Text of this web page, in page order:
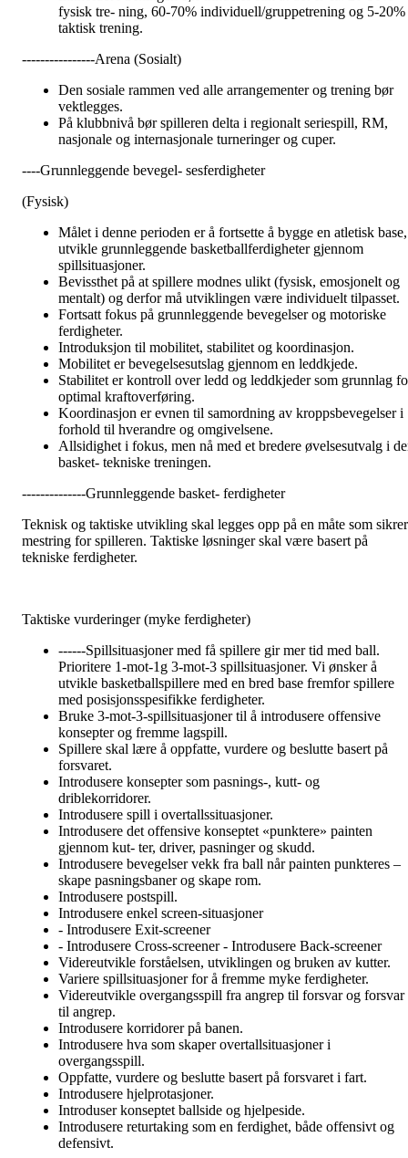
fysisk tre- ning, 60-70% individuell/gruppetrening og 5-20%
taktisk trening.
----------------Arena (Sosialt)
Den sosiale rammen ved alle arrangementer og trening bør
vektlegges.
På klubbnivå bør spilleren delta i regionalt seriespill, RM,
nasjonale og internasjonale turneringer og cuper.
----Grunnleggende bevegel- sesferdigheter
(Fysisk)
Målet i denne perioden er å fortsette å bygge en atletisk base,
utvikle grunnleggende basketballferdigheter gjennom
spillsituasjoner.
Bevissthet på at spillere modnes ulikt (fysisk, emosjonelt og
mentalt) og derfor må utviklingen være individuelt tilpasset.
Fortsatt fokus på grunnleggende bevegelser og motoriske
ferdigheter.
Introduksjon til mobilitet, stabilitet og koordinasjon.
Mobilitet er bevegelsesutslag gjennom en leddkjede.
Stabilitet er kontroll over ledd og leddkjeder som grunnlag
optimal kraftoverføring.
Koordinasjon er evnen til samordning av kroppsbevegelser i
forhold til hverandre og omgivelsene.
Allsidighet i fokus, men nå med et bredere øvelsesutvalg i
basket- tekniske treningen.
--------------Grunnleggende basket- ferdigheter
Teknisk og taktiske utvikling skal legges opp på en måte som sikrer
mestring for spilleren. Taktiske løsninger skal være basert på
tekniske ferdigheter.
Taktiske vurderinger (myke ferdigheter)
------Spillsituasjoner med få spillere gir mer tid med ball.
Prioritere 1-mot-1g 3-mot-3 spillsituasjoner. Vi ønsker å
utvikle basketballspillere med en bred base fremfor spillere
med posisjonsspesifikke ferdigheter.
Bruke 3-mot-3-spillsituasjoner til å introdusere offensive
konsepter og fremme lagspill.
Spillere skal lære å oppfatte, vurdere og beslutte basert på
forsvaret.
Introdusere konsepter som pasnings-, kutt- og
driblekorridorer.
Introdusere spill i overtallssituasjoner.
Introdusere det offensive konseptet «punktere» painten
gjennom kut- ter, driver, pasninger og skudd.
Introdusere bevegelser vekk fra ball når painten punkteres –
skape pasningsbaner og skape rom.
Introdusere postspill.
Introdusere enkel screen-situasjoner
- Introdusere Exit-screener
- Introdusere Cross-screener - Introdusere Back-screener
Videreutvikle forståelsen, utviklingen og bruken av kutter.
Variere spillsituasjoner for å fremme myke ferdigheter.
Videreutvikle overgangsspill fra angrep til forsvar og forsvar
til angrep.
Introdusere korridorer på banen.
Introdusere hva som skaper overtallsituasjoner i
overgangsspill.
Oppfatte, vurdere og beslutte basert på forsvaret i fart.
Introdusere hjelprotasjoner.
Introduser konseptet ballside og hjelpeside.
Introdusere returtaking som en ferdighet, både offensivt og
defensivt.